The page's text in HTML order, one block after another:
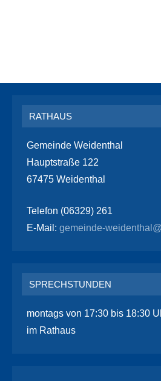
RATHAUS
Gemeinde Weidenthal
Hauptstraße 122
67475 Weidenthal
Telefon (06329) 261
E-Mail: gemeinde-
SPRECHSTUNDEN
montags von 17:30 bis 18:30
im Rathaus